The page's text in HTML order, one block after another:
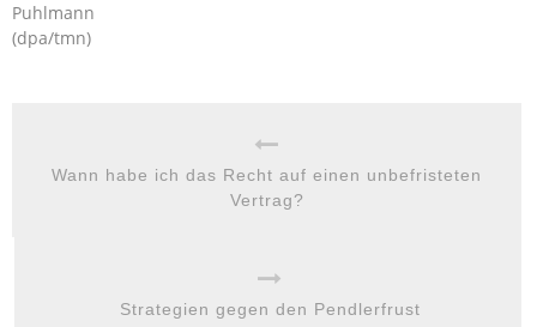
Puhlmann
(dpa/tmn)
Wann habe ich das Recht auf einen unbefristeten
Vertrag?
Strategien gegen den Pendlerfrust